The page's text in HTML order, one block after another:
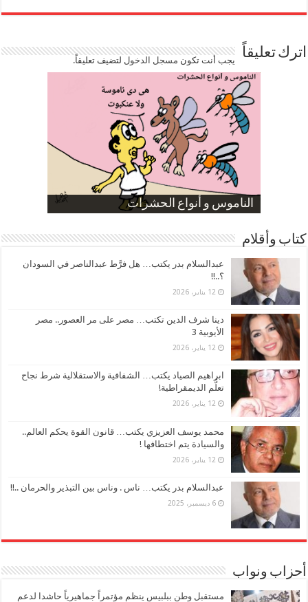
اترك تعليقاً يجب أنت تكون مسجل الدخوللتضيف تعليقاً.
الناموس و أنواع الحشرات
الموظفين بعد ارتفاع الأسعار
ارتفاع نسبة الطلاق في مصر
صورة كاركاتيرية
صورة كاركاتيرية
كتاب وأقلام
عبدالسلام بدر يكتب… هل فرَّط عبدالناصر في السودان
؟..!!
12 يناير، 2026
دينا شرف الدين تكتب… مصر على مر العصور.. مصر
الأيوبية 3
12 يناير، 2026
ابراهيم الصياد يكتب… الشفافية والاستقلالية شرط نجاح
تعلُّم الديمقراطية!
12 يناير، 2026
محمد يوسف العزيزي يكتب… قانون القوة يحكم العالم..
والسيادة يتم اختطافها !
12 يناير، 2026
عبدالسلام بدر يكتب… ناس . وناس بين التبذير والحرمان ..!!
6 ديسمبر، 2025
أحزاب ونواب
مستقبل وطن ببلبيس ينظم مؤتمراً جماهيرياً حاشدا لدعم